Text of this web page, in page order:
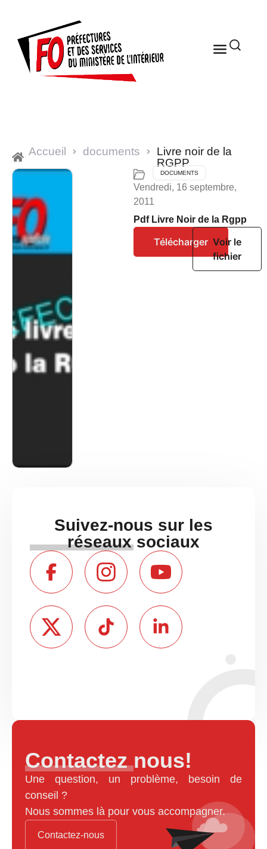
Accueil documents
Livre noir de la
RGPP
DOCUMENTS
Vendredi, 16 septembre,
2011
Pdf Livre Noir de la Rgpp
Télécharger Voir le
fichier
Suivez-nous sur les
réseaux sociaux
Contactez nous!
Une question, un problème, besoin de
conseil ?
Nous sommes là pour vous accompagner.
Contactez-nous